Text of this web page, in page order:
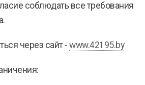
соблюдать все требования
через сайт - www.42195.by